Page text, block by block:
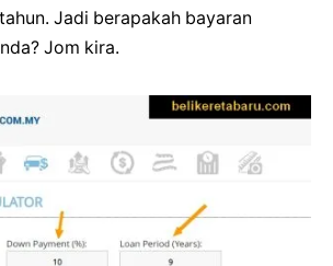
Jadi berapakah bayaran
Jom kira.